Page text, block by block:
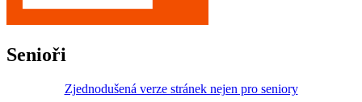
Senioři
Zjednodušená verze stránek nejen pro seniory